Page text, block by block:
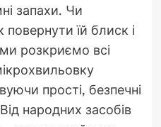
запахи. Чи
їй блиск і
ми розкриємо всі
прості, безпечні
народних засобів